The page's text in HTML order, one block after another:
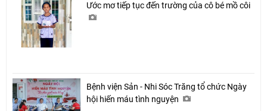
Chia sẻ
Ước mơ tiếp tục đến trường của cô bé mồ côi
Bệnh viện Sản - Nhi Sóc Trăng tổ chức Ngày
hội hiến máu tình nguyện